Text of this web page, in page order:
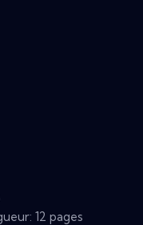
12 pages